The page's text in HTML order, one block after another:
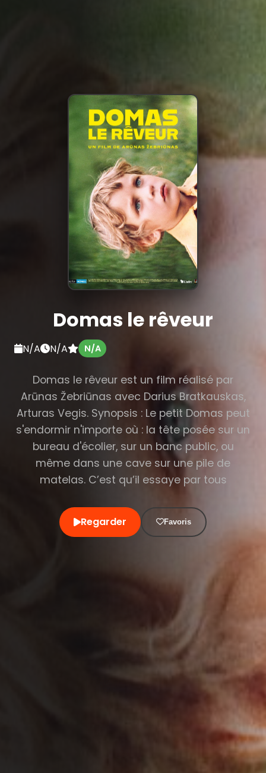
Domas le rêveur
N/A N/A N/A
Domas le rêveur est un film réalisé par
Arūnas Žebriūnas avec Darius Bratkauskas,
Arturas Vegis. Synopsis : Le petit Domas peut
s'endormir n'importe où : la tête posée sur un
bureau d'écolier, sur un banc public, ou
même dans une cave sur une pile de
matelas. C’est qu’il essaye par tous
Regarder Favoris